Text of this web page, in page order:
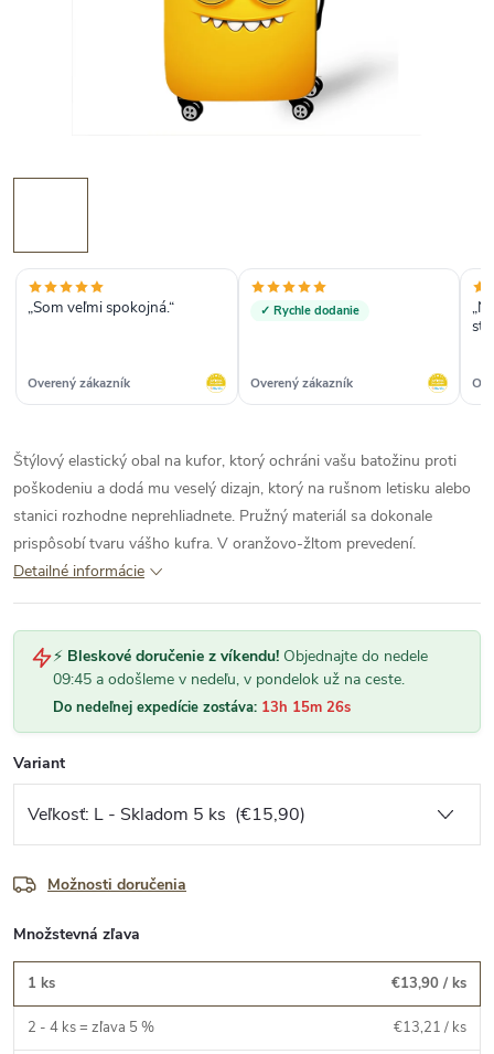
„Som veľmi spokojná.“
Overený zákazník
✓ Rychle dodanie
Overený zákazník
Štýlový elastický obal na kufor, ktorý ochráni vašu batožinu proti
poškodeniu a dodá mu veselý dizajn, ktorý na rušnom letisku alebo
stanici rozhodne neprehliadnete. Pružný materiál sa dokonale
prispôsobí tvaru vášho kufra. V oranžovo-žltom prevedení.
Detailné informácie
⚡ Bleskové doručenie z víkendu! Objednajte do nedele
09:45 a odošleme v nedeľu, v pondelok už na ceste.
Do nedeľnej expedície zostáva: 13h 15m 25s
Variant
Možnosti doručenia
Množstevná zľava
1 ks €13,90 / ks
2 - 4 ks = zľava 5 % €13,21 / ks